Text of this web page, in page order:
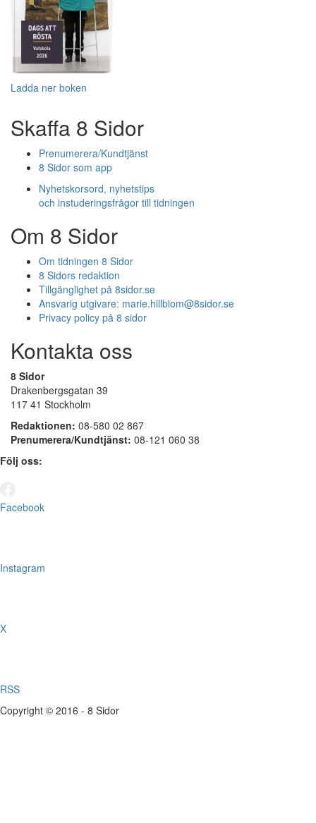
Ladda ner boken
Skaffa 8 Sidor
Prenumerera/Kundtjänst
8 Sidor som app
Nyhetskorsord, nyhetstips
och instuderingsfrågor till tidningen
Om 8 Sidor
Om tidningen 8 Sidor
8 Sidors redaktion
Tillgänglighet på 8sidor.se
Ansvarig utgivare: marie.hillblom@8sidor.se
Privacy policy på 8 sidor
Kontakta oss
8 Sidor
Drakenbergsgatan 39
117 41 Stockholm
Redaktionen: 08-580 02 867
Prenumerera/Kundtjänst: 08-121 060 38
Följ oss:
Facebook
Instagram
X
RSS
Copyright © 2016 - 8 Sidor